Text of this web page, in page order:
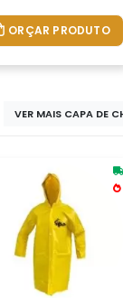
ORÇAR PRODUTO
VER MAIS CAPA DE